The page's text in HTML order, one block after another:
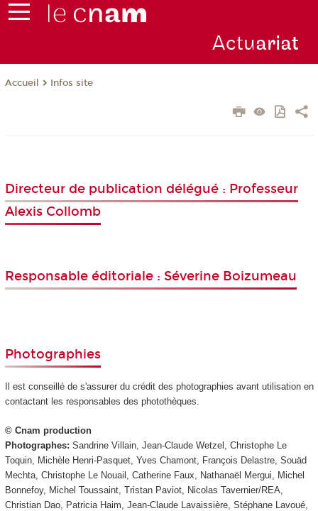
Actuariat
Accueil Infos site
Directeur de publication délégué : Professeur
Alexis Collomb
Responsable éditoriale : Séverine Boizumeau
Photographies
Il est conseillé de s'assurer du crédit des photographies avant utilisation en
contactant les responsables des photothèques.
© Cnam production
Photographes: Sandrine Villain, Jean-Claude Wetzel, Christophe Le
Toquin, Michèle Henri-Pasquet, Yves Chamont, François Delastre, Souäd
Mechta, Christophe Le Nouail, Catherine Faux, Nathanaël Mergui, Michel
Bonnefoy, Michel Toussaint, Tristan Paviot, Nicolas Tavernier/REA,
Christian Dao, Patricia Haim, Jean-Claude Lavaissière, Stéphane Lavoué,